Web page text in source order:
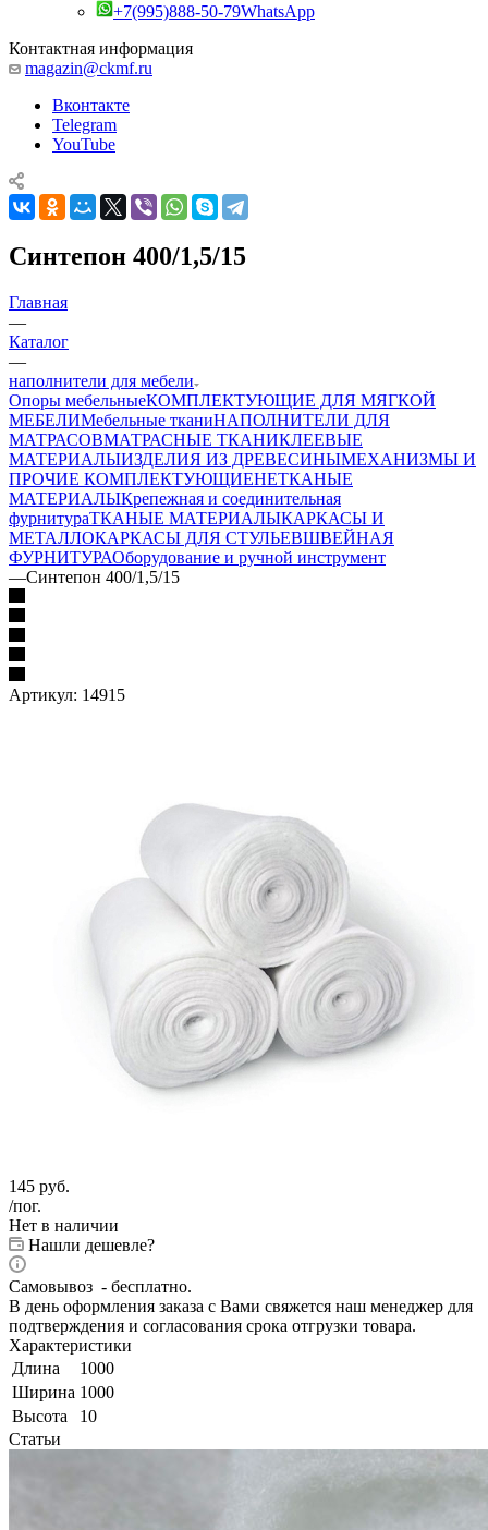
+7(995)888-50-79WhatsApp
Контактная информация
magazin@ckmf.ru
Вконтакте
Telegram
YouTube
Синтепон 400/1,5/15
Главная
—
Каталог
—
наполнители для мебели
Опоры мебельныеКОМПЛЕКТУЮЩИЕ ДЛЯ МЯГКОЙ
МЕБЕЛИМебельные тканиНАПОЛНИТЕЛИ ДЛЯ
МАТРАСОВМАТРАСНЫЕ ТКАНИКЛЕЕВЫЕ
МАТЕРИАЛЫИЗДЕЛИЯ ИЗ ДРЕВЕСИНЫМЕХАНИЗМЫ И
ПРОЧИЕ КОМПЛЕКТУЮЩИЕНЕТКАНЫЕ
МАТЕРИАЛЫКрепежная и соединительная
фурнитураТКАНЫЕ МАТЕРИАЛЫКАРКАСЫ И
МЕТАЛЛОКАРКАСЫ ДЛЯ СТУЛЬЕВШВЕЙНАЯ
ФУРНИТУРАОборудование и ручной инструмент
—Синтепон 400/1,5/15
Артикул: 14915
145 руб.
/пог.
Нет в наличии
Нашли дешевле?
Самовывоз - бесплатно.
В день оформления заказа с Вами свяжется наш менеджер для
подтверждения и согласования срока отгрузки товара.
Характеристики
Длина
1000
Ширина 1000
Высота
10
Статьи